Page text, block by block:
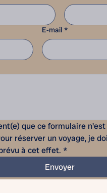
E‑mail *
que ce formulaire
à cet effet. *
Envoyer